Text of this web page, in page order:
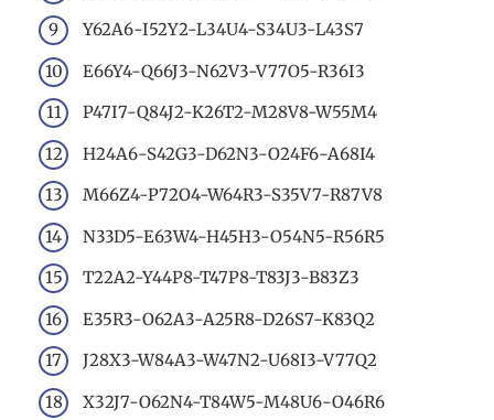
Y62A6-I52Y2-L34U4-S34U3-L43S7
E66Y4-Q66J3-N62V3-V77O5-R36I3
P47I7-Q84J2-K26T2-M28V8-W55M4
H24A6-S42G3-D62N3-O24F6-A68I4
M66Z4-P72O4-W64R3-S35V7-R87V8
N33D5-E63W4-H45H3-O54N5-R56R5
T22A2-Y44P8-T47P8-T83J3-B83Z3
E35R3-O62A3-A25R8-D26S7-K83Q2
J28X3-W84A3-W47N2-U68I3-V77Q2
X32J7-O62N4-T84W5-M48U6-O46R6